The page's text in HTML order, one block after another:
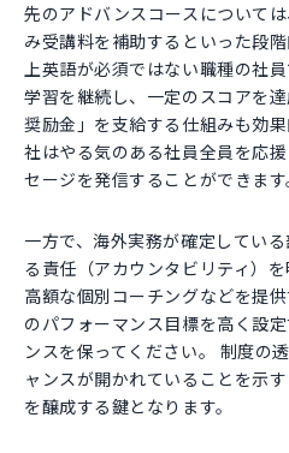
先のアドバンスコースについて
み受講料を補助するといった段
上英語が必須ではない職種の社
学習を継続し、一定のスコアを
奨励金」を支給する仕組みも効
社はやる気のある社員全員を応
セージを発信することができます
一方で、海外実務が確定してい
る責任（アカウンタビリティ）
高額な個別コーチングなどを提
のパフォーマンス目標を高く設
ンスを保ってください。 制度の
ャンスが開かれていることを示
を醸成する鍵となります。